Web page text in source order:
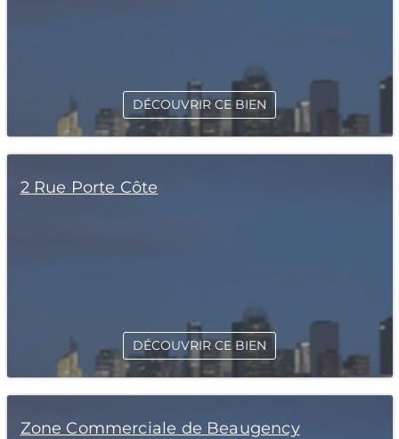
DÉCOUVRIR CE BIEN
2 Rue Porte Côte
DÉCOUVRIR CE BIEN
Zone Commerciale de Beaugency